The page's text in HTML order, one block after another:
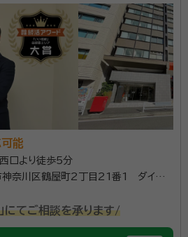
能
口より徒歩5分
神奈川区鶴屋町2丁目21番1 ダイヤビ
にてご相談を承ります/